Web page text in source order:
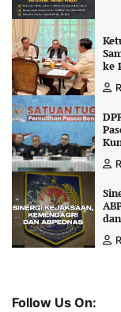
ke
Follow Us On: